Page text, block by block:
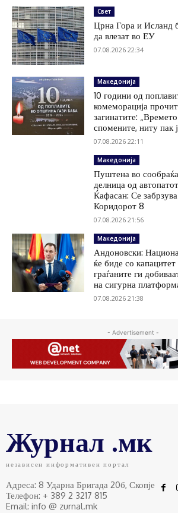
Свет
Црна Гора и Исланд
да влезат во ЕУ
07.08.2026 22:34
Македонија
10 години од
комеморација
загинатите:
спомените, ниту пак
07.08.2026 22:11
Македонија
Пуштена во
делница од
Ќафасан: Се
Коридорот 8
07.08.2026 21:56
Македонија
Андоновски:
ќе биде со
граѓаните ги
на сигурна
07.08.2026 21:38
- Advertisement -
Журнал .мк
независен информативен портал
Адреса: 8 Ударна Бригада 20б, Скопје
Телефон: + 389 2 3217 815
Email: info @ zurnal.mk